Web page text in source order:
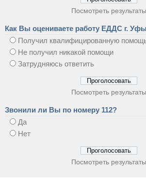
Посмотреть результаты
Как Вы оцениваете работу ЕДДС г.
Получил квалифицированную
Не получил никакой помощи
Затрудняюсь ответить
Посмотреть результаты
Звонили ли Вы по номеру 112?
Да
Нет
Посмотреть результаты